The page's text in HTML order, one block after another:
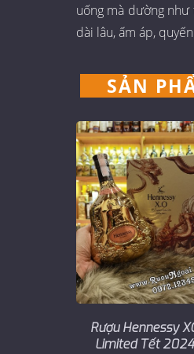
uống mà dường
dài lâu, ấm áp,
SẢN
Rượu Hennessy
Limited Tết 2024